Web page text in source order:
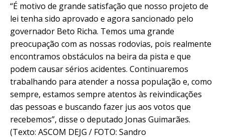
“É motivo de grande satisfação que nosso projeto de
lei tenha sido aprovado e agora sancionado pelo
governador Beto Richa. Temos uma grande
preocupação com as nossas rodovias, pois realmente
encontramos obstáculos na beira da pista e que
podem causar sérios acidentes. Continuaremos
trabalhando para atender a nossa população e, como
sempre, estamos sempre atentos às reivindicações
das pessoas e buscando fazer jus aos votos que
recebemos”, disse o deputado Jonas Guimarães.
(Texto: ASCOM DEJG / FOTO: Sandro